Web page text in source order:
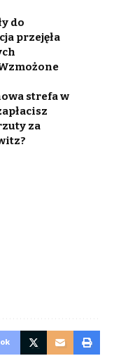
do
przejęła
strefa w
za